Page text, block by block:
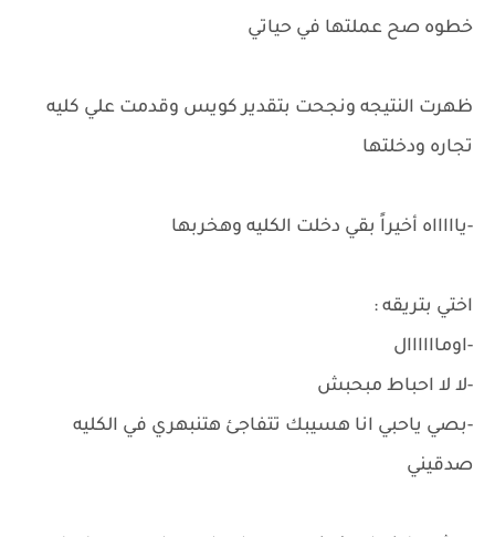
خطوه صح عملتها في حياتي
ظهرت النتيجه ونجحت بتقدير كويس وقدمت علي كليه
تجاره ودخلتها
-ياااااه أخيراً بقي دخلت الكليه وهخربها
اختي بتريقه :
-اوماااااال
-لا لا احباط مبحبش
-بصي ياحبي انا هسيبك تتفاجئ هتنبهري في الكليه
صدقيني